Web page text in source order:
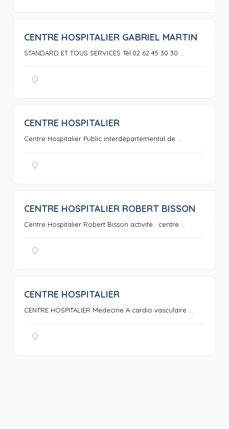
CENTRE HOSPITALIER GABRIEL MARTIN
STANDARD ET TOUS SERVICES Tél:02 62 45 30 30 ...
CENTRE HOSPITALIER
Centre Hospitalier Public interdépartemental de ...
0
CENTRE HOSPITALIER ROBERT BISSON
Centre Hospitalier Robert Bisson activite : centre ...
CENTRE HOSPITALIER
CENTRE HOSPITALIER Medecine A cardio vasculaire ...